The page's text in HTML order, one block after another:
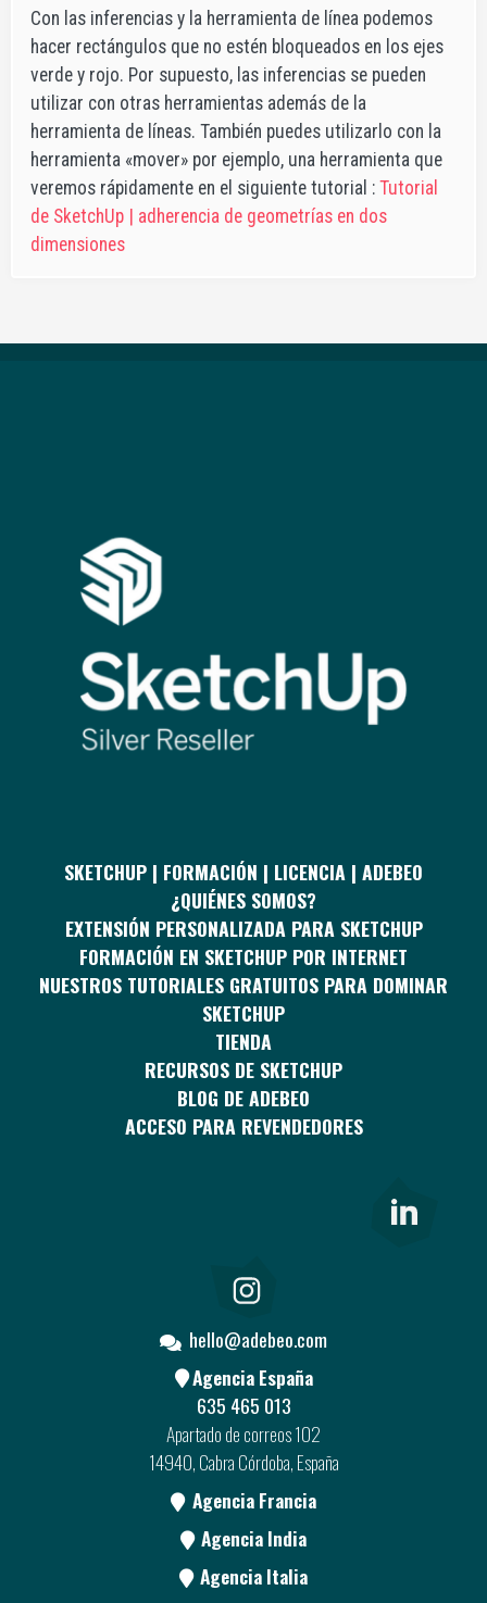
Con las inferencias y la herramienta de línea podemos
hacer rectángulos que no estén bloqueados en los ejes
verde y rojo. Por supuesto, las inferencias se pueden
utilizar con otras herramientas además de la
herramienta de líneas. También puedes utilizarlo con la
herramienta «mover» por ejemplo, una herramienta que
veremos rápidamente en el siguiente tutorial : Tutorial
de SketchUp | adherencia de geometrías en dos
dimensiones
SKETCHUP | FORMACIÓN | LICENCIA | ADEBEO
¿QUIÉNES SOMOS?
EXTENSIÓN PERSONALIZADA PARA SKETCHUP
FORMACIÓN EN SKETCHUP POR INTERNET
NUESTROS TUTORIALES GRATUITOS PARA DOMINAR
SKETCHUP
TIENDA
RECURSOS DE SKETCHUP
BLOG DE ADEBEO
ACCESO PARA REVENDEDORES
hello@adebeo.com
Agencia España
635 465 013
Apartado de correos 102
14940, Cabra Córdoba, España
Agencia Francia
Agencia India
Agencia Italia